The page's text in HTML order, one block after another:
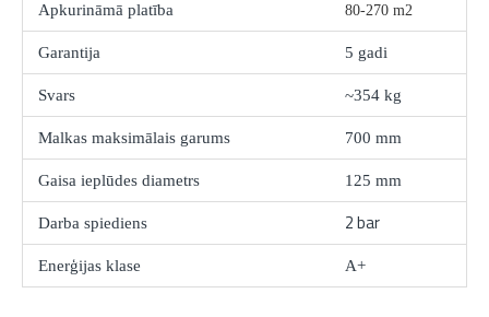
Apkurināmā platība 80-270 m2
Garantija 5 gadi
Svars ~354 kg
Malkas maksimālais garums 700 mm
Gaisa ieplūdes diametrs 125 mm
Darba spiediens 2 bar
Enerģijas klase A+